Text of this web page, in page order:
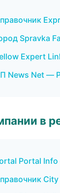
Spravka
Expert
News Net —
в
Portal